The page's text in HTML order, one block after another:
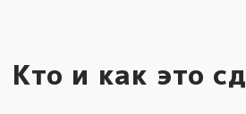
Кто и как это